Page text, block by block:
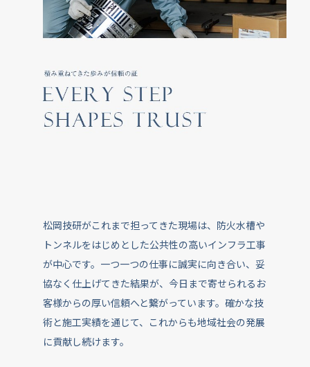
松岡技研がこれまで担ってきた現場は、防火水槽や
トンネルをはじめとした公共性の高いインフラ工事
が中心です。一つ一つの仕事に誠実に向き合い、妥
協なく仕上げてきた結果が、今日まで寄せられるお
客様からの厚い信頼へと繋がっています。確かな技
術と施工実績を通じて、これからも地域社会の発展
に貢献し続けます。